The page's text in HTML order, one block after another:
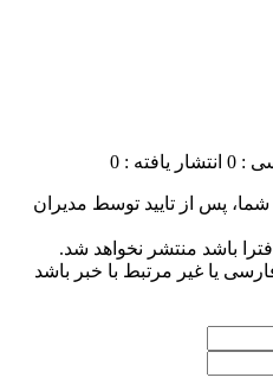
: 0 انتشار یافته : 0
پس از تایید توسط مدیران
باشد منتشر نخواهد شد.
یا غیر مرتبط با خبر باشد